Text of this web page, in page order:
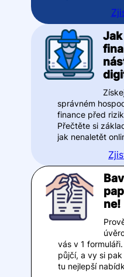
správném
finance před
Přečtěte si
jak nenaletět
ne!
vás v 1
půjčí, a vy si
tu nejlepší